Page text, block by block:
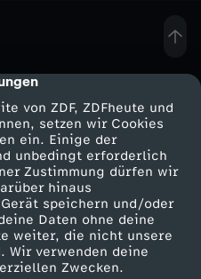
von ZDF, ZDFheute und
setzen wir Cookies
ein. Einige der
unbedingt erforderlich
Zustimmung dürfen wir
hinaus
speichern und/oder
Daten ohne deine
weiter, die nicht unsere
Wir verwenden deine
Zwecken.
Service
ZDFmitreden
Kontakt zum ZDF
Tickets